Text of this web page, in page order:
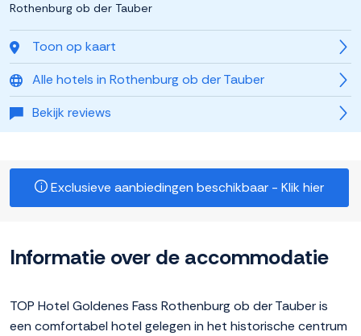
Toon op kaart
Alle hotels in Rothenburg ob der Tauber
Bekijk reviews
Rothenburg ob der Tauber
Exclusieve aanbiedingen beschikbaar - Klik hier
Informatie over de accommodatie
TOP Hotel Goldenes Fass Rothenburg ob der Tauber is
een comfortabel hotel gelegen in het historische centrum